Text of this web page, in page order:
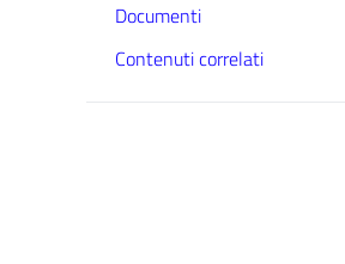
Documenti
Contenuti correlati